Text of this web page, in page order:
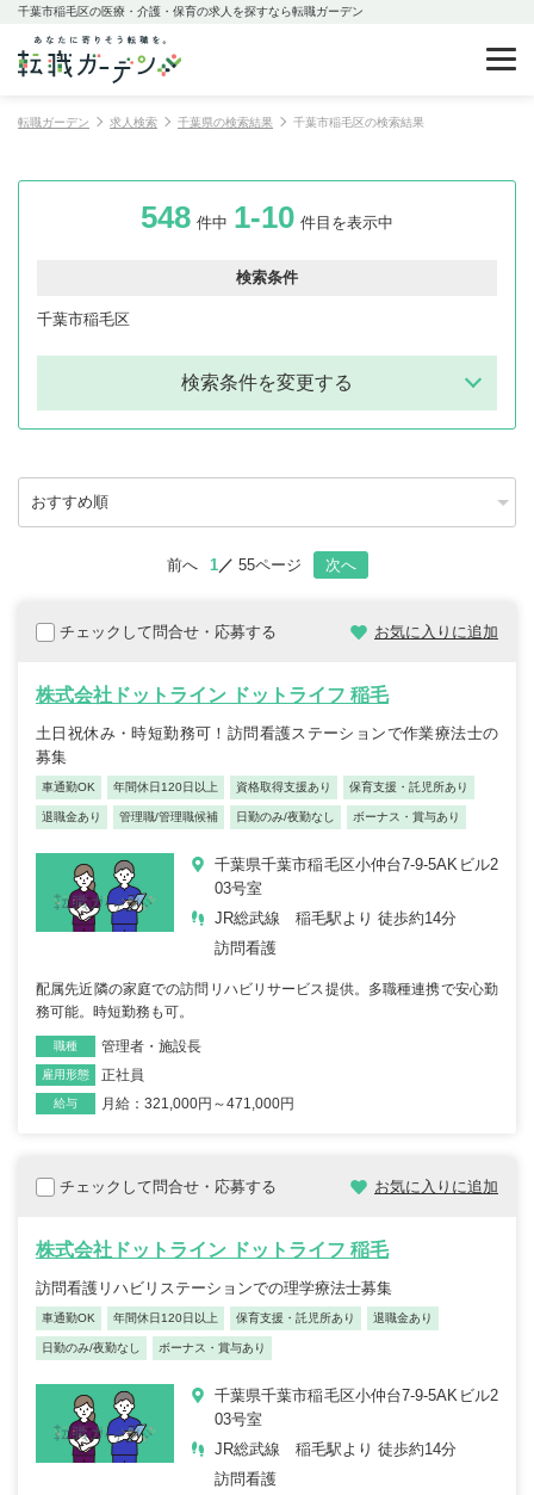
千葉市稲毛区の医療・介護・保育の求人を探すなら転職ガーデン
転職ガーデン 求人検索 千葉県の検索結果 千葉市稲毛区の検索結果
548 件中 1-10 件目を表示中
検索条件
千葉市稲毛区
検索条件を変更する
前へ 1 55ページ 次へ
チェックして問合せ・応募する お気に入りに追加
株式会社ドットライン ドットライフ 稲毛
土日祝休み・時短勤務可！訪問看護ステーションで作業療法士の
募集
車通勤OK 年間休日120日以上 資格取得支援あり 保育支援・託児所あり
退職金あり 管理職/管理職候補 日勤のみ/夜勤なし ボーナス・賞与あり
千葉県千葉市稲毛区小仲台7-9-5AKビル2
03号室
JR総武線 稲毛駅より 徒歩約14分
訪問看護
配属先近隣の家庭での訪問リハビリサービス提供。多職種連携で安心勤
務可能。時短勤務も可。
職種 管理者・施設長
雇用形態 正社員
給与 月給：321,000円～471,000円
チェックして問合せ・応募する お気に入りに追加
株式会社ドットライン ドットライフ 稲毛
訪問看護リハビリステーションでの理学療法士募集
車通勤OK 年間休日120日以上 保育支援・託児所あり 退職金あり
日勤のみ/夜勤なし ボーナス・賞与あり
千葉県千葉市稲毛区小仲台7-9-5AKビル2
03号室
JR総武線 稲毛駅より 徒歩約14分
訪問看護